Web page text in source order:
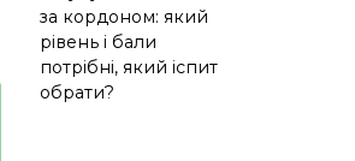
за кордоном: який
рівень і бали
потрібні, який іспит
обрати?